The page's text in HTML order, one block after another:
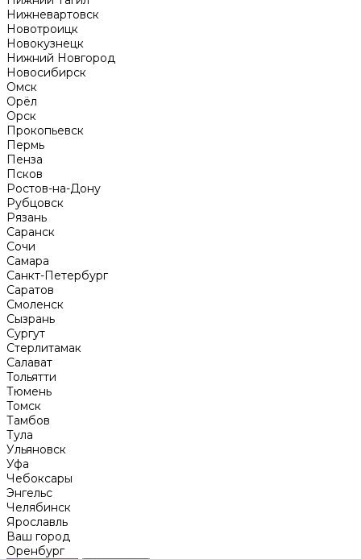
Нижневартовск
Новотроицк
Новокузнецк
Нижний Новгород
Новосибирск
Омск
Орёл
Орск
Прокопьевск
Пермь
Пенза
Псков
Ростов-на-Дону
Рубцовск
Рязань
Саранск
Сочи
Самара
Санкт-Петербург
Саратов
Смоленск
Сызрань
Сургут
Стерлитамак
Салават
Тольятти
Тюмень
Томск
Тамбов
Тула
Ульяновск
Уфа
Чебоксары
Энгельс
Челябинск
Ярославль
Ваш город
Оренбург